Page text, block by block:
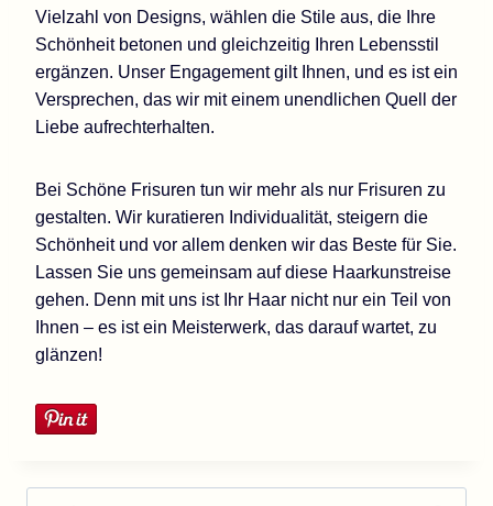
Vielzahl von Designs, wählen die Stile aus, die Ihre
Schönheit betonen und gleichzeitig Ihren Lebensstil
ergänzen. Unser Engagement gilt Ihnen, und es ist ein
Versprechen, das wir mit einem unendlichen Quell der
Liebe aufrechterhalten.
Bei Schöne Frisuren tun wir mehr als nur Frisuren zu
gestalten. Wir kuratieren Individualität, steigern die
Schönheit und vor allem denken wir das Beste für Sie.
Lassen Sie uns gemeinsam auf diese Haarkunstreise
gehen. Denn mit uns ist Ihr Haar nicht nur ein Teil von
Ihnen – es ist ein Meisterwerk, das darauf wartet, zu
glänzen!